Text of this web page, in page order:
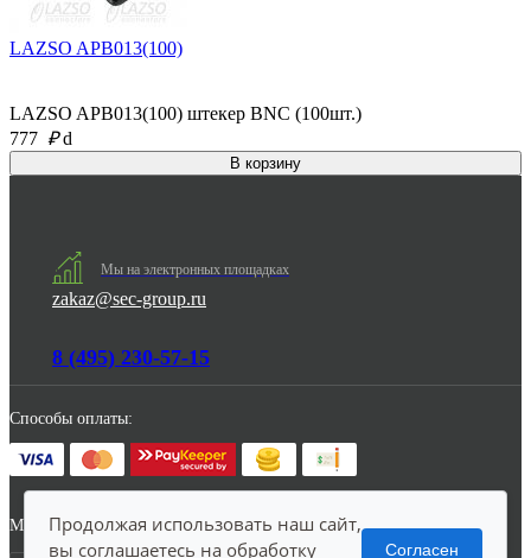
LAZSO APB013(100)
LAZSO APB013(100) штекер BNC (100шт.)
777 ₽ d
Мы на электронных площадках
zakaz@sec-group.ru
8 (495) 230-57-15
Способы оплаты:
Мы в соцсетях:
Продолжая использовать наш сайт,
вы соглашаетесь на обработку
Согласен